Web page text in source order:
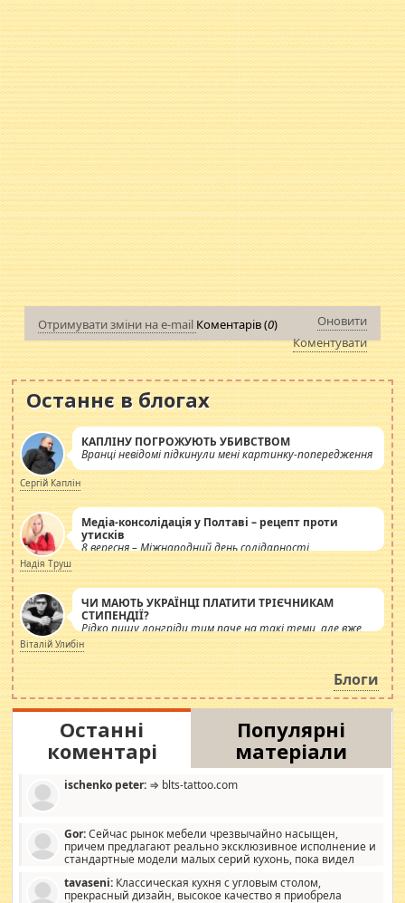
Отримувати зміни на e-mail Коментарів (0)
Оновити
Коментувати
Останнє в блогах
КАПЛІНУ ПОГРОЖУЮТЬ УБИВСТВОМ
Вранці невідомі підкинули мені картинку-попередження
Сергій Каплін
Медіа-консолідація у Полтаві – рецепт проти
утисків
8 вересня – Міжнародний день солідарності
журналістів.
Надія Труш
ЧИ МАЮТЬ УКРАЇНЦІ ПЛАТИТИ ТРІЄЧНИКАМ
СТИПЕНДІЇ?
Рідко пишу лонгріди тим паче на такі теми, але вже
просто дістало! Обурюють сьогоднішні інсенуації
навколо стипендіального питання. Штучно
роздувається ще одна соціальна катастрофа.
Віталій Улибін
Блоги
Останні
коментарі
Популярні
матеріали
ischenko peter: ⇒ blts-tattoo.com
Gor:Сейчас рынок мебели чрезвычайно насыщен,
причем предлагают реально эксклюзивное исполнение и
стандартные модели малых серий кухонь, пока видел
стандартные формы, в MebelOk, креативненько и что главное -
со вкусом все в порядке, без ненужных наворотов удорожающих
tavaseni: Классическая кухня с угловым столом,
прекрасный дизайн, высокое качество я приобрела